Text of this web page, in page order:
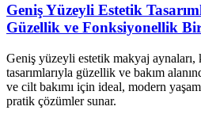
Geniş Yüzeyli Estetik
Güzellik ve Fonksiyonellik
Geniş yüzeyli estetik makyaj aynaları,
tasarımlarıyla güzellik ve bakım
ve cilt bakımı için ideal, modern
pratik çözümler sunar.